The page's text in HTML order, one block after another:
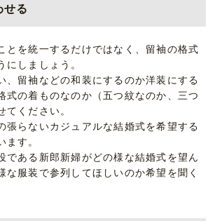
せる
とを統一するだけではなく、留袖の格式
にしましょう。
、留袖などの和装にするのか洋装にする
式の着ものなのか（五つ紋なのか、三つ
てください。
張らないカジュアルな結婚式を希望する
ます。
である新郎新婦がどの様な結婚式を望ん
な服装で参列してほしいのか希望を聞く